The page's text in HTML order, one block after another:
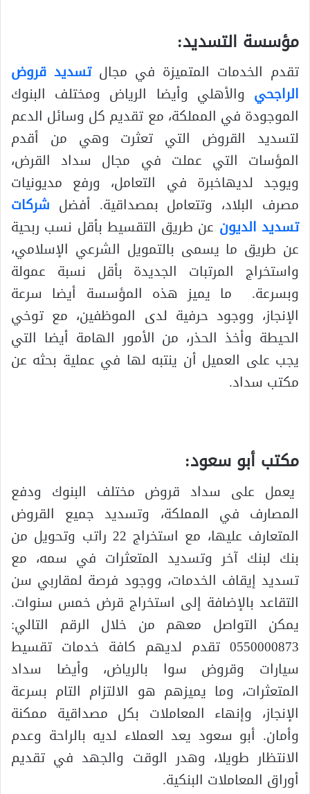
مؤسسة التسديد:
تقدم الخدمات المتميزة في مجالتسديد قروض
الراجحي والأهلي وأيضا الرياض ومختلف البنوك
الموجودة في المملكة، مع تقديم كل وسائل الدعم
لتسديد القروض التي تعثرت وهي من أقدم
المؤسات التي عملت في مجال سداد القرض،
ويوجد لديهاخبرة في التعامل، ورفع مديونيات
مصرف البلاد، وتتعامل بمصداقية. أفضل شركات
تسديد الديون عن طريق التقسيط بأقل نسب ربحية
عن طريق ما يسمى بالتمويل الشرعي الإسلامي،
واستخراج المرتبات الجديدة بأقل نسبة عمولة
وبسرعة. ما يميز هذه المؤسسة أيضا سرعة
الإنجاز، ووجود حرفية لدى الموظفين، مع توخي
الحيطة وأخذ الحذر، من الأمور الهامة أيضا التي
يجب على العميل أن ينتبه لها في عملية بحثه عن
مكتب سداد.
مكتب أبو سعود:
يعمل على سداد قروض مختلف البنوك ودفع
المصارف في المملكة، وتسديد جميع القروض
المتعارف عليها، مع استخراج 22 راتب وتحويل من
بنك لبنك آخر وتسديد المتعثرات في سمه، مع
تسديد إيقاف الخدمات، ووجود فرصة لمقاربي سن
التقاعد بالإضافة إلى استخراج قرض خمس سنوات.
يمكن التواصل معهم من خلال الرقم التالي:
0550000873 تقدم لديهم كافة خدمات تقسيط
سيارات وقروض سوا بالرياض، وأيضا سداد
المتعثرات، وما يميزهم هو الالتزام التام بسرعة
الإنجاز، وإنهاء المعاملات بكل مصداقية ممكنة
وأمان. أبو سعود يعد العملاء لديه بالراحة وعدم
الانتظار طويلا، وهدر الوقت والجهد في تقديم
أوراق المعاملات البنكية.